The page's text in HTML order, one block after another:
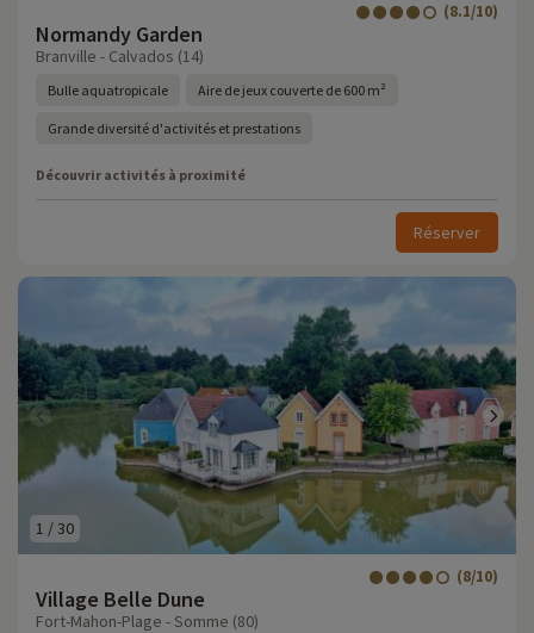
Normandy Garden
(8.1/10)
Branville - Calvados (14)
Bulle aquatropicale Aire de jeux couverte de 600 m²
Grande diversité d'activités et prestations
Découvrir activités à proximité
Réserver
1 /30
Village Belle Dune
(8/10)
Fort-Mahon-Plage - Somme (80)